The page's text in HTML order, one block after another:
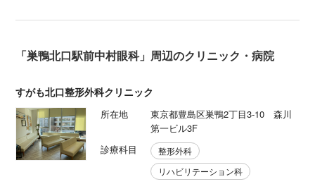
「巣鴨北口駅前中村眼科」周辺のクリニック・病院
すがも北口整形外科クリニック
所在地
東京都豊島区巣鴨2丁目3-10 森川
第一ビル3F
診療科目
整形外科
リハビリテーション科